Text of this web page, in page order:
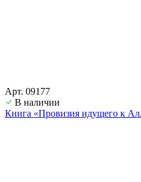
Арт. 09177
В наличии
Книга «Провизия идущего к